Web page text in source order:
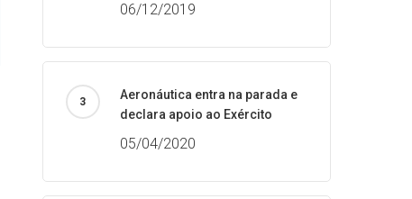
06/12/2019
Aeronáutica entra na parada e
declara apoio ao Exército
05/04/2020